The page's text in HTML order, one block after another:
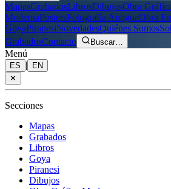
MapasGrabadosLibrosDibujosObra
ModernaPostersFotografía AntiguaObra
GoyaPiranesiNovedadesQuiénes Somos
GrabadosContacto Buscar…
Menú
ES |
EN
✕
Secciones
Mapas
Grabados
Libros
Goya
Piranesi
Dibujos